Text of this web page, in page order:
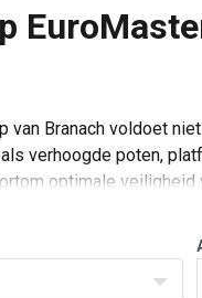
Branach voldoet
verhoogde poten,
optimale veiligheid